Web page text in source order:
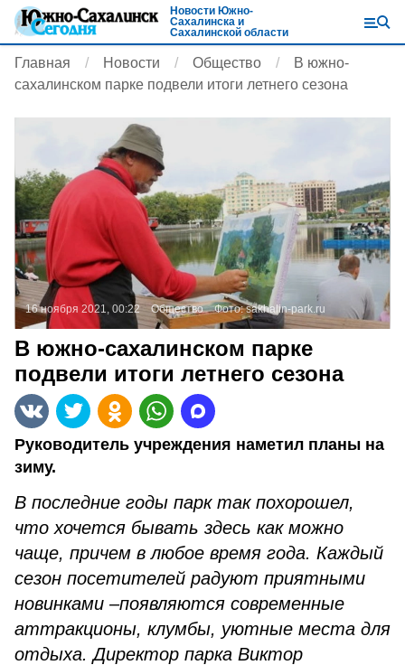
Новости Южно-
Сахалинска и
Сахалинской области
Главная Новости Общество
В южно-
сахалинском парке подвели итоги летнего сезона
16 ноября 2021, 00:22 Общество Фото:sakhalin-park.ru
В южно-сахалинском парке
подвели итоги летнего сезона
Руководитель учреждения наметил планы на
зиму.
В последние годы парк так похорошел,
что хочется бывать здесь как можно
чаще, причем в любое время года. Каждый
сезон посетителей радуют приятными
новинками –появляются современные
аттракционы, клумбы, уютные места для
отдыха. Директор парка Виктор